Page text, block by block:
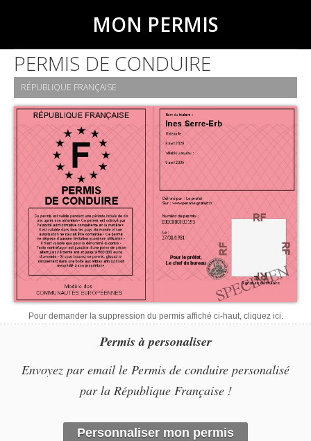
MON PERMIS
PERMIS DE CONDUIRE
RÉPUBLIQUE FRANÇAISE
Pour demander la suppression du permis affiché ci-haut, cliquez ici.
Permis à personaliser
Envoyez par email le Permis de conduire personalisé
par la République Française !
Personnaliser mon permis